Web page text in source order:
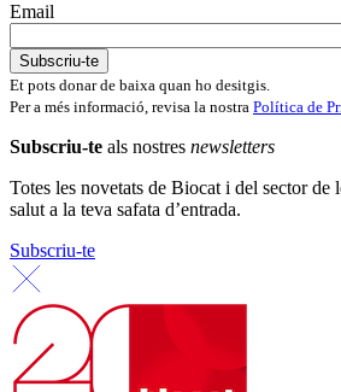
Email
Et pots donar de baixa quan ho desitgis.
Per a més informació, revisa la nostra Política de
Subscriu-te als nostres newsletters
Totes les novetats de Biocat i del sector de
salut a la teva safata d’entrada.
Subscriu-te